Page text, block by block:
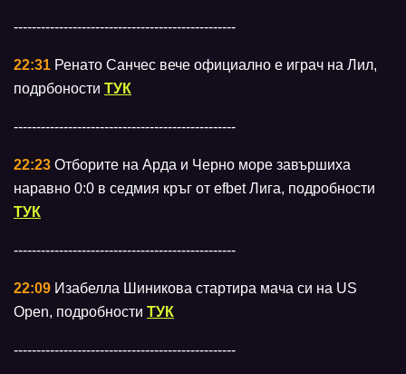
-------------------------------------------------
22:31 Ренато Санчес вече официално е играч на Лил,
подрбоности ТУК
-------------------------------------------------
22:23 Отборите на Арда и Черно море завършиха
наравно 0:0 в седмия кръг от efbet Лига, подробности
ТУК
-------------------------------------------------
22:09 Изабелла Шиникова стартира мача си на US
Open, подробности ТУК
-------------------------------------------------